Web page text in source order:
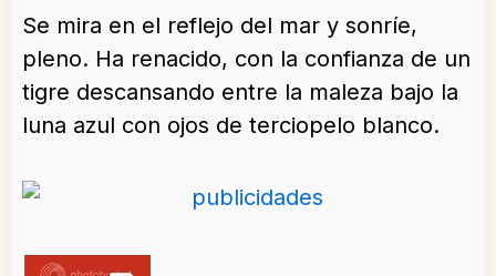
Se mira en el reflejo del mar y sonríe,
pleno. Ha renacido, con la confianza de un
tigre descansando entre la maleza bajo la
luna azul con ojos de terciopelo blanco.